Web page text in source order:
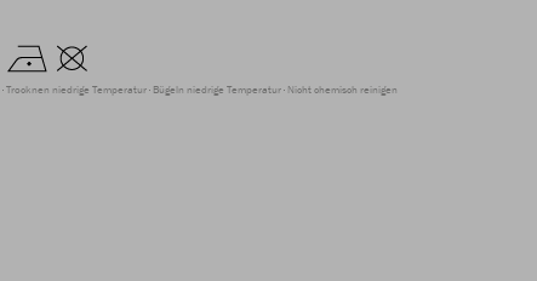
Trocknen niedrige Temperatur Bügeln niedrige Temperatur Nicht chemisch reinigen